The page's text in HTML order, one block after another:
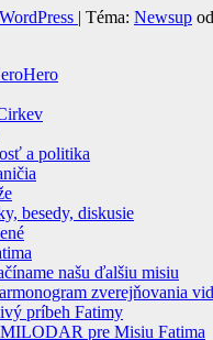
| Téma: Newsup od
a politika
besedy, diskusie
našu ďalšiu misiu
zverejňovania
príbeh Fatimy
pre Misiu Fatima